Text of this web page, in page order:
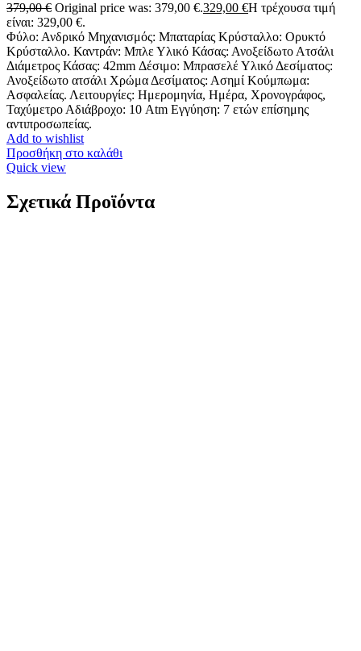
379,00€ Original price was: 379,00 €.329,00 €Η τρέχουσα τιμή
είναι: 329,00 €.
Φύλο: Ανδρικό Μηχανισμός: Μπαταρίας Κρύσταλλο: Ορυκτό
Κρύσταλλο. Καντράν: Μπλε Υλικό Κάσας: Ανοξείδωτο Ατσάλι
Διάμετρος Κάσας: 42mm Δέσιμο: Μπρασελέ Υλικό Δεσίματος:
Ανοξείδωτο ατσάλι Χρώμα Δεσίματος: Ασημί Κούμπωμα:
Ασφαλείας. Λειτουργίες: Ημερομηνία, Ημέρα, Χρονογράφος,
Ταχύμετρο Αδιάβροχο: 10 Atm Εγγύηση: 7 ετών επίσημης
αντιπροσωπείας.
Add to wishlist
Προσθήκη στο καλάθι
Quick view
Σχετικά Προϊόντα